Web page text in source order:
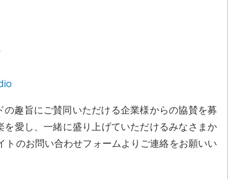
趣旨にご賛同いただける企業様からの協賛を募
愛し、一緒に盛り上げていただけるみなさまか
のお問い合わせフォームよりご連絡をお願いい